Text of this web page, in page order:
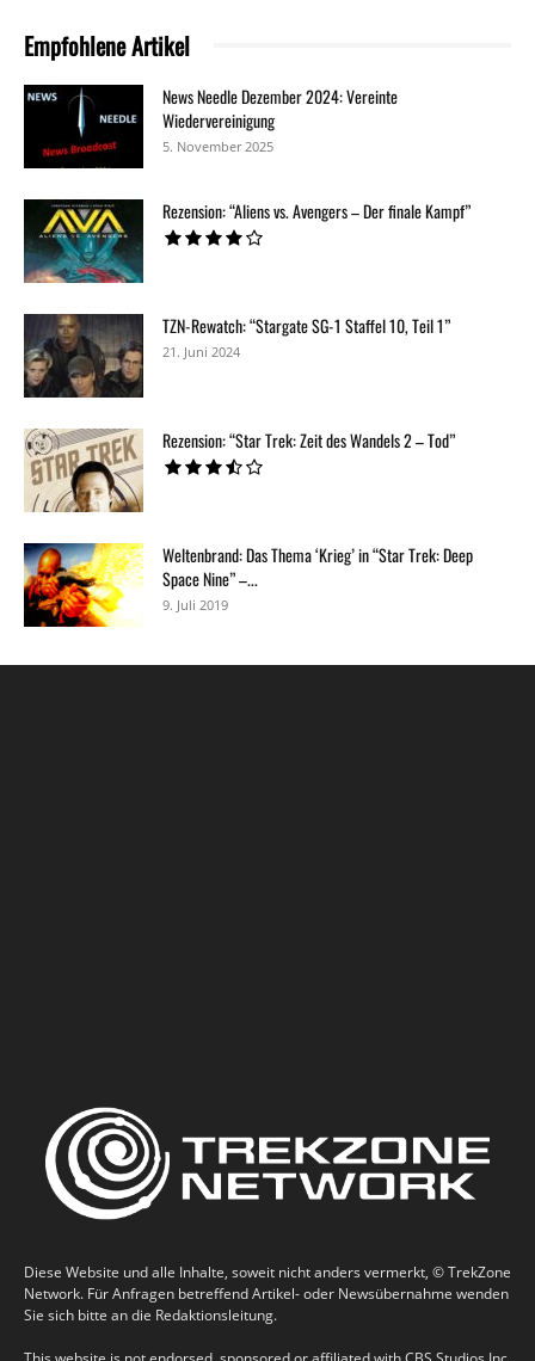
Empfohlene Artikel
News Needle Dezember 2024: Vereinte
Wiedervereinigung
5. November 2025
Rezension: “Aliens vs. Avengers – Der finale Kampf”
TZN-Rewatch: “Stargate SG-1 Staffel 10, Teil 1”
21. Juni 2024
Rezension: “Star Trek: Zeit des Wandels 2 – Tod”
Weltenbrand: Das Thema ‘Krieg’ in “Star Trek: Deep
Space Nine” –...
9. Juli 2019
Diese Website und alle Inhalte, soweit nicht anders vermerkt, © TrekZone
Network. Für Anfragen betreffend Artikel- oder Newsübernahme wenden
Sie sich bitte an die Redaktionsleitung.